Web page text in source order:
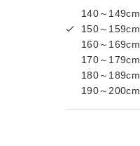
140～149cm
150～159cm
160～169cm
170～179cm
180～189cm
190～200cm